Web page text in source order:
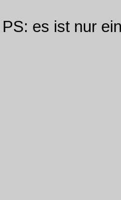
PS: es ist nur